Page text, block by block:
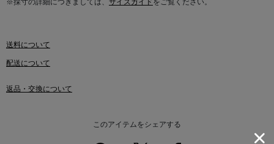
※採寸の詳細につきましては、 サイズガイド をご覧ください。
送料について
配送について
返品・交換について
このアイテムをシェアする